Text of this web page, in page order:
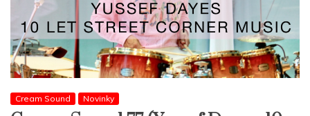
Cream Sound Novinky